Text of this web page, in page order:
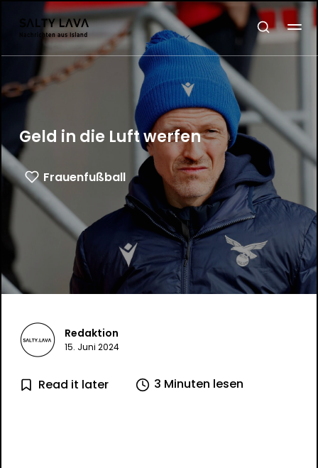
Geld in die Luft werfen
Frauenfußball
Redaktion
15. Juni 2024
Read it later 3 Minuten lesen